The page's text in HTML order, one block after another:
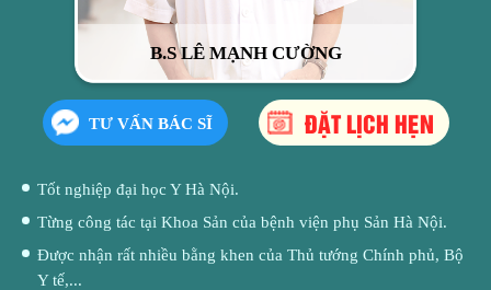
B.S LÊ MẠNH CƯỜNG
TƯ VẤN BÁC SĨ ĐẶT LỊCH HẸN
Tốt nghiệp đại học Y Hà Nội.
Từng công tác tại Khoa Sản của bệnh viện phụ Sản Hà Nội.
Được nhận rất nhiều bằng khen của Thủ tướng Chính phủ, Bộ
Y tế,...